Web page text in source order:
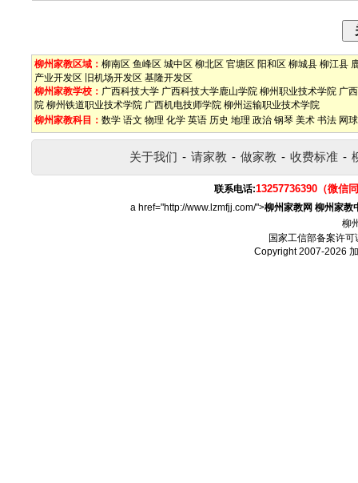
柳州家教区域： 柳南区 鱼峰区 城中区 柳北区 官塘区 阳和区 柳城县 柳江县
产业开发区
旧机场开发区 基隆开发区
柳州家教学校： 广西科技大学 广西科技大学鹿山学院 柳州职业技术学院 广
院 柳州铁道职业技术学院 广西机电技师学院 柳州运输职业技术学院
柳州家教科目： 数学 语文 物理 化学 英语 历史 地理 政治 钢琴 美术 书法 网球
关于我们 - 请家教 - 做家教 - 收费标准 -
联系电话:13257736390（微信
a href="http://www.lzmfjj.com/">柳州家教网 柳州家教
柳
国家工信部备案许可
Copyright 2007-2026